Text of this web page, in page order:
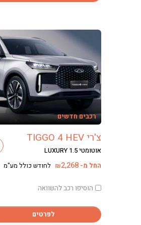
רכבים חדשים
צ'רי TIGGO 4 HEV
אוטומטי LUXURY 1.5
החל מ- ₪2,268 לחודש כולל מע"מ
הוסיפו רכב להשוואה
לפרטים